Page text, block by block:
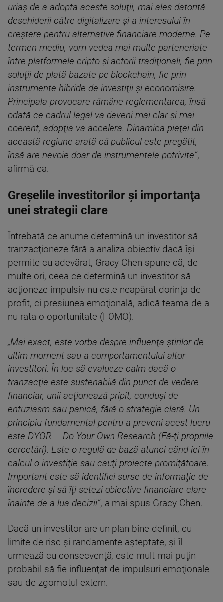
uriaş de a adopta aceste soluţii, mai ales datorită
deschiderii către digitalizare şi a interesului în
creştere pentru alternative financiare moderne. Pe
termen mediu, vom vedea mai multe parteneriate
între platformele cripto şi actorii tradiţionali, fie prin
soluţii de plată bazate pe blockchain, fie prin
instrumente hibride de investiţii şi economisire.
Principala provocare rămâne reglementarea, însă
odată ce cadrul legal va deveni mai clar şi mai
coerent, adopţia va accelera. Dinamica pieţei din
această regiune arată că publicul este pregătit,
însă are nevoie doar de instrumentele potrivite”,
afirmă ea.
Greşelile investitorilor şi importanţa
unei strategii clare
Întrebată ce anume determină un investitor să
tranzacţioneze fără a analiza obiectiv dacă îşi
permite cu adevărat, Gracy Chen spune că, de
multe ori, ceea ce determină un investitor să
acţioneze impulsiv nu este neapărat dorinţa de
profit, ci presiunea emoţională, adică teama de a
nu rata o oportunitate (FOMO).
„Mai exact, este vorba despre influenţa ştirilor de
ultim moment sau a comportamentului altor
investitori. În loc să evalueze calm dacă o
tranzacţie este sustenabilă din punct de vedere
financiar, unii acţionează pripit, conduşi de
entuziasm sau panică, fără o strategie clară. Un
principiu fundamental pentru a preveni acest lucru
este DYOR – Do Your Own Research (Fă-ţi propriile
cercetări). Este o regulă de bază atunci când iei în
calcul o investiţie sau cauţi proiecte promiţătoare.
Important este să identifici surse de informaţie de
încredere şi să îţi setezi obiective financiare clare
înainte de a lua decizii”, a mai spus Gracy Chen.
Dacă un investitor are un plan bine definit, cu
limite de risc şi randamente aşteptate, şi îl
urmează cu consecvenţă, este mult mai puţin
probabil să fie influenţat de impulsuri emoţionale
sau de zgomotul extern.